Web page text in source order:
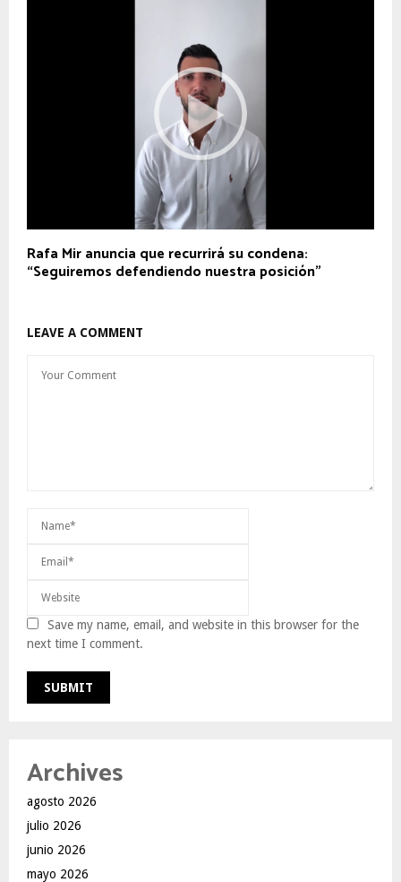
Rafa Mir anuncia que recurrirá su condena:
“Seguiremos defendiendo nuestra posición”
LEAVE A COMMENT
Save my name, email, and website in this browser for the
next time I comment.
Archives
agosto 2026
julio 2026
junio 2026
mayo 2026